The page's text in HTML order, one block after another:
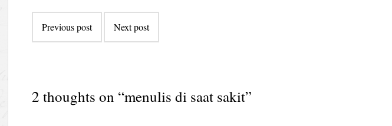
Post
navigation
Previous post Next post
2 thoughts on “menulis di saat sakit”